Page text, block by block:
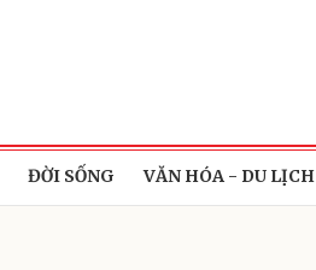
ĐỜI SỐNG VĂN HÓA - DU LỊCH